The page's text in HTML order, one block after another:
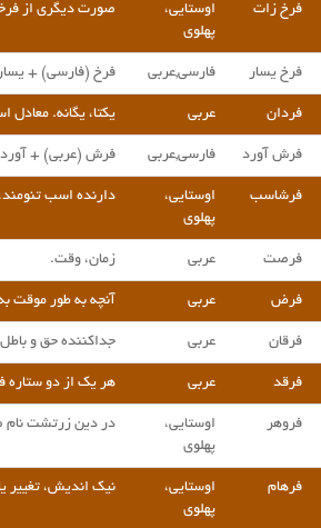
فرخ زات
اوستایی،
پهلوی
صورت دیگری از
فرخ یسار فارسی,عربی فرخ (فارسی) +
فردان عربی یکتا، یگانه.
فرش آورد فارسی,عربی فرش (عربی) +
فرشاسب
اوستایی،
پهلوی
دارنده اسب
فرصت عربی زمان، وقت.
فرض عربی آنچه به طور موقت
فرقان عربی جداکننده حق و
فرقد عربی هر یک از دو ستاره
فروهر
اوستایی،
پهلوی
در دین زرتشت نام
فرهام
اوستایی،
پهلوی
نیک اندیش، تغییر